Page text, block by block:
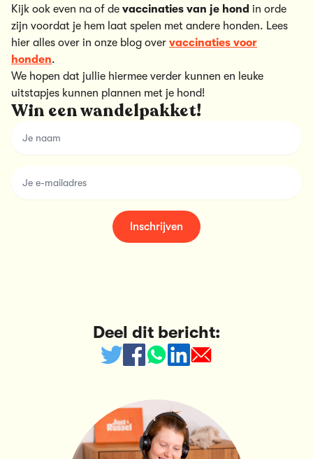
Kijk ook even na of de vaccinaties van je hond in orde
zijn voordat je hem laat spelen met andere honden. Lees
hier alles over in onze blog over vaccinaties voor
honden.
We hopen dat jullie hiermee verder kunnen en leuke
uitstapjes kunnen plannen met je hond!
Win een wandelpakket!
Inschrijven
Deel dit bericht: